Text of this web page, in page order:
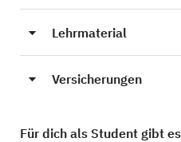
Lehrmaterial
Versicherungen
Für dich als Student gibt